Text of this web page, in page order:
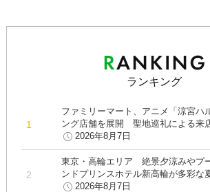
ランキング
ファミリーマート、アニメ「涼宮ハ
ング店舗を展開 聖地巡礼による来
2026年8月7日
東京・高輪エリア 絶景夕涼みやプ
ンドプリンスホテル新高輪が多彩な
2026年8月7日